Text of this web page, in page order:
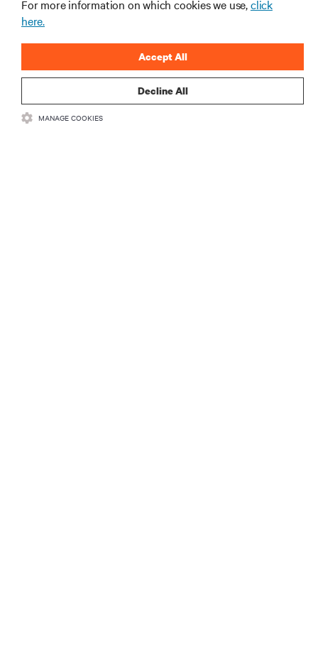
For more information on which cookies we use,click
here.
Decline All
Accept All
MANAGE COOKIES